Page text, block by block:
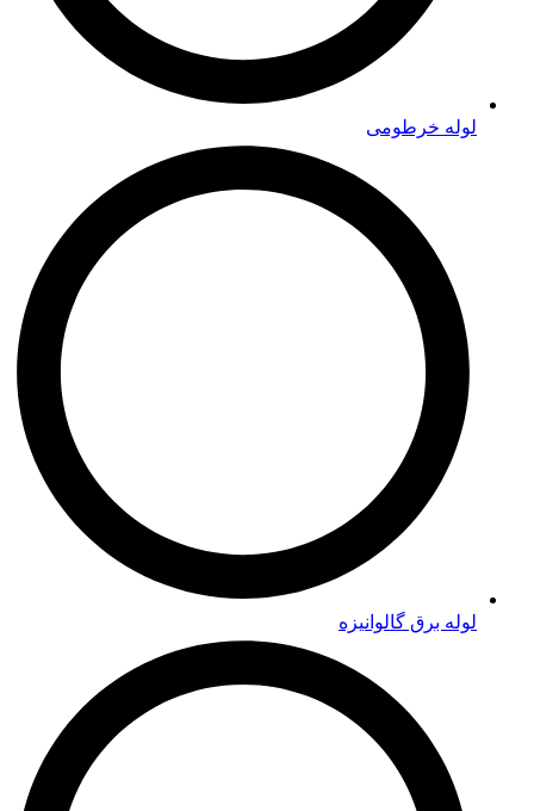
لوله خرطومی
لوله برق گالوانیزه